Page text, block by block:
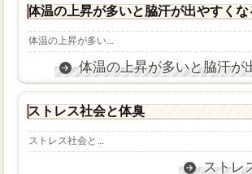
体温の上昇が多いと脇汗が出やすくな
体温の上昇が多い...
体温の上昇が多いと脇汗が
ストレス社会と体臭
ストレス社会と...
ストレ